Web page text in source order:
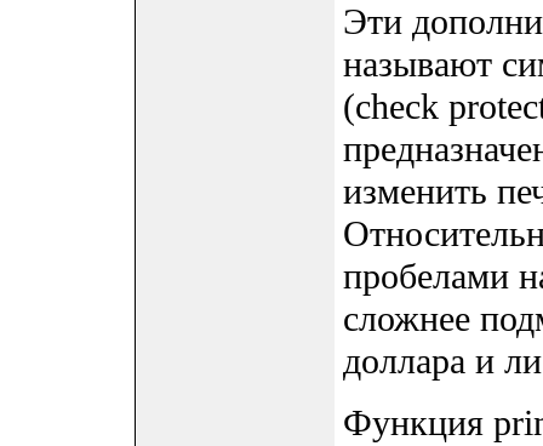
Эти
называют
(check
изменить
пробелами
сложнее
доллара и
Функция